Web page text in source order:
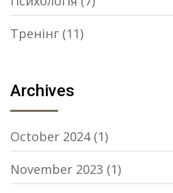
Тренінг (11)
Archives
October 2024(1)
November 2023 (1)